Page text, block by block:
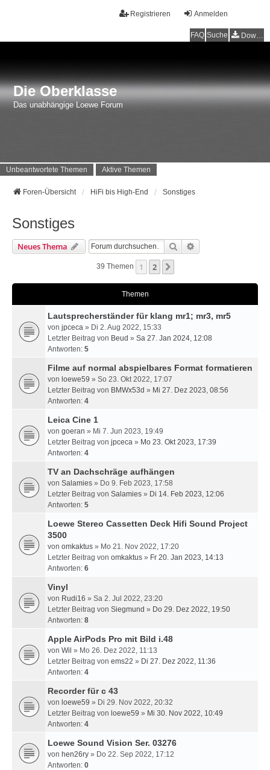
Anmelden
Registrieren
FAQ Suche Downloads
Die Oberklasse
Das unabhängige Loewe Forum
Unbeantwortete Themen Aktive Themen
Foren-Übersicht HiFi bis High-End Sonstiges
Sonstiges
Neues Thema Suche
39 Themen 1 2
Themen
Lautsprecherständer für klang mr1; mr3, mr5
von jpceca » Di 2. Aug 2022, 15:33
Letzter Beitrag von Beud » Sa 27. Jan 2024, 12:08
Antworten: 5
Filme auf normal abspielbares Format formatieren
von loewe59 » So 23. Okt 2022, 17:07
Letzter Beitrag von BMWx53d » Mi 27. Dez 2023, 08:56
Antworten: 4
Leica Cine 1
von goeran » Mi 7. Jun 2023, 19:49
Letzter Beitrag von jpceca » Mo 23. Okt 2023, 17:39
Antworten: 4
TV an Dachschräge aufhängen
von Salamies » Do 9. Feb 2023, 17:58
Letzter Beitrag von Salamies » Di 14. Feb 2023, 12:06
Antworten: 5
Loewe Stereo Cassetten Deck Hifi Sound Project
3500
von omkaktus » Mo 21. Nov 2022, 17:20
Letzter Beitrag von omkaktus » Fr 20. Jan 2023, 14:13
Antworten: 6
Vinyl
von Rudi16 » Sa 2. Jul 2022, 23:20
Letzter Beitrag von Siegmund » Do 29. Dez 2022, 19:50
Antworten: 8
Apple AirPods Pro mit Bild i.48
von Wil » Mo 26. Dez 2022, 11:13
Letzter Beitrag von ems22 » Di 27. Dez 2022, 11:36
Antworten: 4
Recorder für c 43
von loewe59 » Di 29. Nov 2022, 20:32
Letzter Beitrag von loewe59 » Mi 30. Nov 2022, 10:49
Antworten: 4
Loewe Sound Vision Ser. 03276
von hen26ry » Do 22. Sep 2022, 17:12
Antworten: 0